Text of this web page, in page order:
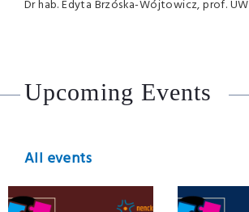
Dr hab. Edyta Brzóska-Wójtowicz, prof. UW
Upcoming Events
All events